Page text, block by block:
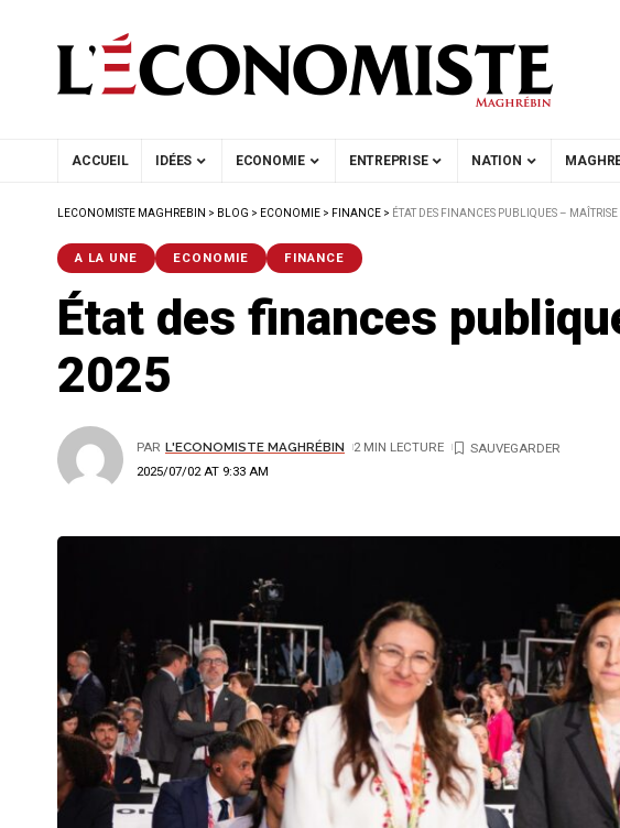
ACCUEIL IDÉES ECONOMIE ENTREPRISE NATION
LECONOMISTE MAGHREBIN > BLOG > ECONOMIE > FINANCE > ÉTAT DES FINANCES PUBLIQUES –
A LA UNE ECONOMIE FINANCE
État des finances
2025
2025/07/02 AT 9:33 AM
PAR L'ECONOMISTE MAGHRÉBIN 2 MIN LECTURE